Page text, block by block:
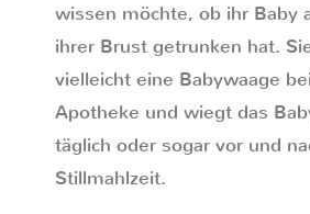
wissen möchte, ob ihr Baby
ihrer Brust getrunken hat.
vielleicht eine Babywaage
Apotheke und wiegt das
täglich oder sogar vor und
Stillmahlzeit.